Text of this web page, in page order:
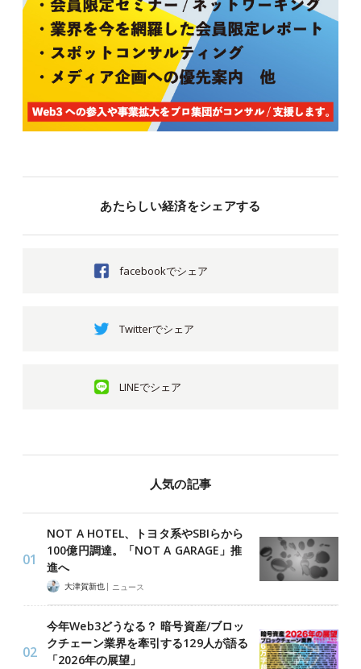
あたらしい経済をシェアする
facebookでシェア
Twitterでシェア
LINEでシェア
人気の記事
NOT A HOTEL、トヨタ系やSBIらから
100億円調達。「NOT A GARAGE」推
進へ
大津賀新也 | ニュース
今年Web3どうなる？ 暗号資産/ブロッ
クチェーン業界を牽引する129人が語る
「2026年の展望」